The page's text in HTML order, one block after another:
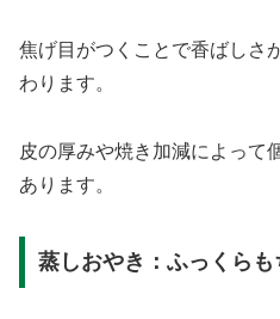
焦げ目がつくことで香ばしさ
わります。
皮の厚みや焼き加減によって
あります。
蒸しおやき：ふっくら